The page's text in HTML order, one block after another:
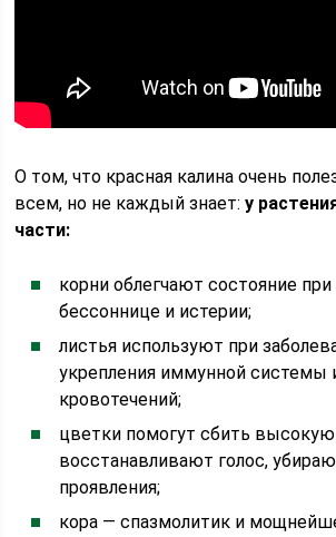
О том, что красная калина очень
всем, но не каждый знает:у
части:
корни облегчают состояние
бессоннице и истерии;
листья используют при
укрепления иммунной системы
кровотечений;
цветки помогут сбить высокую
восстанавливают голос,
проявления;
кора — спазмолитик и